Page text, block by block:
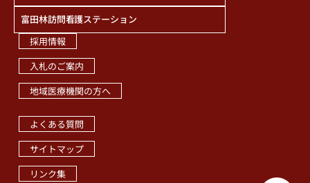
富田林訪問看護ステーション
採用情報
入札のご案内
地域医療機関の方へ
よくある質問
サイトマップ
リンク集